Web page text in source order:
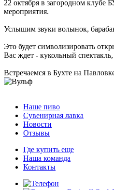
22 октября в загородном
мероприятия.
Услышим звуки волынок,
Это будет символизировать
Вас ждет - кукольный
Встречаемся в Бухте на
Наше пиво
Сувенирная лавка
Новости
Отзывы
Где купить еще
Наша команда
Контакты